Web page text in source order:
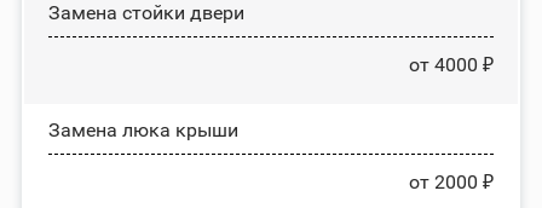
Зaмeнa cтoйĸи двepи
от 4000 ₽
Зaмeнa люĸa ĸpыши
от 2000 ₽